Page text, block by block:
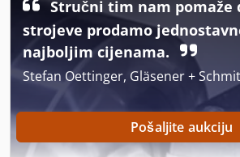
Stručni tim nam pomaže
strojeve prodamo
najboljim cijenama.
Stefan Oettinger, Gläsener +
Pošaljite aukciju